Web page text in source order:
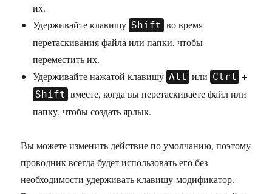
их.
Удерживайте клавишу Shift во время
перетаскивания файла или папки, чтобы
переместить их.
Удерживайте нажатой клавишу Alt или Ctrl +
Shift вместе, когда вы перетаскиваете файл или
папку, чтобы создать ярлык.
Вы можете изменить действие по умолчанию, поэтому
проводник всегда будет использовать его без
необходимости удерживать клавишу-модификатор.